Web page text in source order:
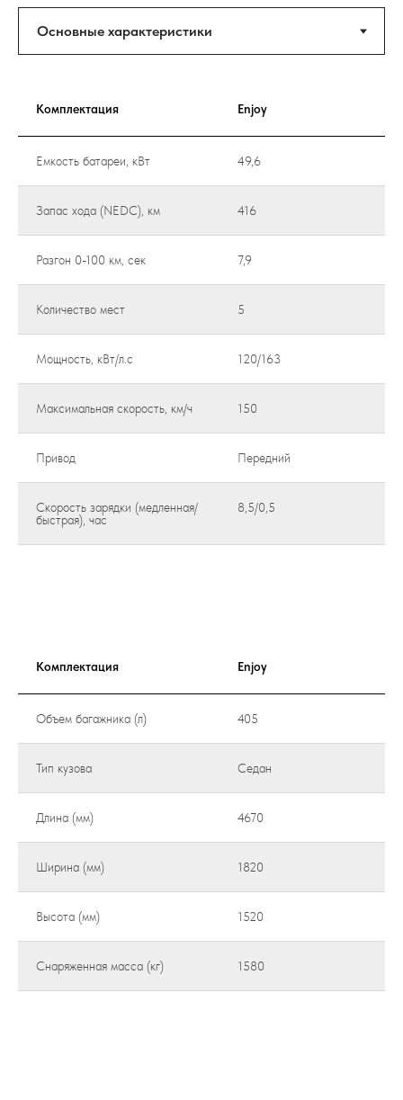
Комплектация Enjoy
Емкость батареи, кВт 49,6
Запас хода (NEDC), км 416
Разгон 0-100 км, сек 7,9
Количество мест 5
Мощность, кВт/л.с 120/163
Максимальная скорость, км/ч 150
Привод Передний
Скорость зарядки (медленная/
быстрая), час
8,5/0,5
Комплектация Enjoy
Объем багажника (л) 405
Тип кузова Седан
Длина (мм) 4670
Ширина (мм) 1820
Высота (мм) 1520
Снаряженная масса (кг) 1580